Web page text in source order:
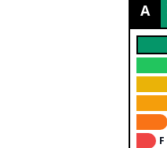
A
F